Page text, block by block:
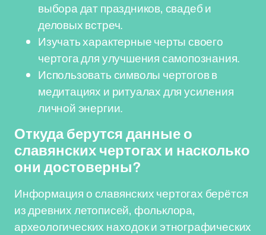
выбора дат праздников, свадеб и
деловых встреч.
Изучать характерные черты своего
чертога для улучшения самопознания.
Использовать символы чертогов в
медитациях и ритуалах для усиления
личной энергии.
Откуда берутся данные о
славянских чертогах и насколько
они достоверны?
Информация о славянских чертогах берётся
из древних летописей, фольклора,
археологических находок и этнографических